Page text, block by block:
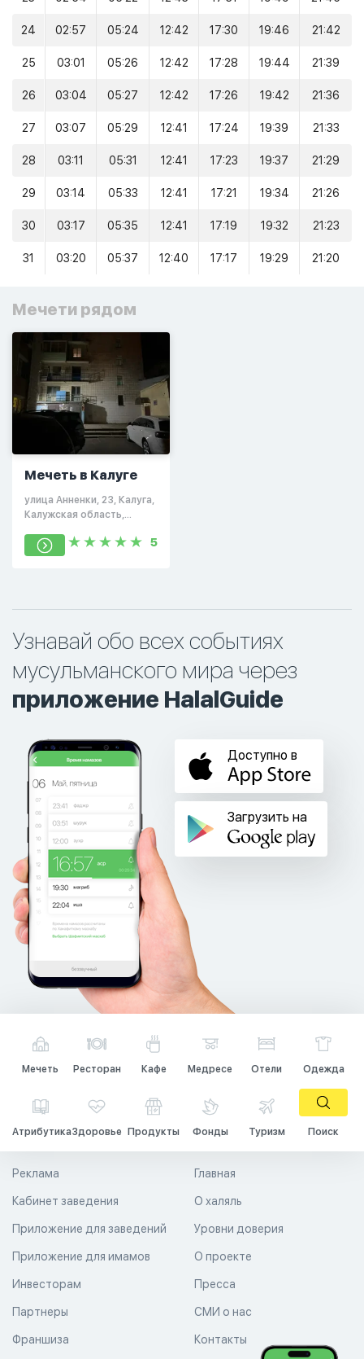
24 02:57 05:24 12:42 17:30 19:46 21:42
25 03:01 05:26 12:42 17:28 19:44 21:39
26 03:04 05:27 12:42 17:26 19:42 21:36
27 03:07 05:29 12:41 17:24 19:39 21:33
28 03:11 05:31 12:41 17:23 19:37 21:29
29 03:14 05:33 12:41 17:21 19:34 21:26
30 03:17 05:35 12:41 17:19 19:32 21:23
31 03:20 05:37 12:40 17:17 19:29 21:20
Мечети рядом
Мечеть в Калуге
улица Анненки, 23, Калуга,
Калужская область,
5
Узнавай обо всех событиях
мусульманского мира через
приложение HalalGuide
Доступно в
Загрузить на
Мечеть Ресторан Кафе Медресе Отели Одежда
АтрибутикаЗдоровье Продукты Фонды Туризм Поиск
Главная
О халяль
Уровни доверия
Реклама
Кабинет заведения
Приложение для заведений
Приложение для имамов О проекте
Пресса
СМИ о нас
Контакты
Инвесторам
Партнеры
Франшиза